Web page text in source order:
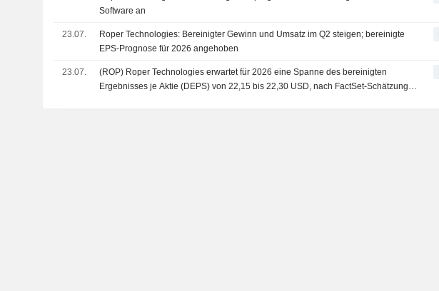
Software an
23.07.
Roper Technologies: Bereinigter Gewinn und Umsatz im Q2 steigen; bereinigte
EPS-Prognose für 2026 angehoben
23.07.
(ROP) Roper Technologies erwartet für 2026 eine Spanne des bereinigten
Ergebnisses je Aktie (DEPS) von 22,15 bis 22,30 USD, nach FactSet-Schätzung